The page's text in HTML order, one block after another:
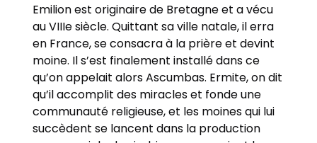
Emilion est originaire de Bretagne et a vécu
au VIIIe siècle. Quittant sa ville natale, il erra
en France, se consacra à la prière et devint
moine. Il s’est finalement installé dans ce
qu’on appelait alors Ascumbas. Ermite, on dit
qu’il accomplit des miracles et fonde une
communauté religieuse, et les moines qui lui
succèdent se lancent dans la production